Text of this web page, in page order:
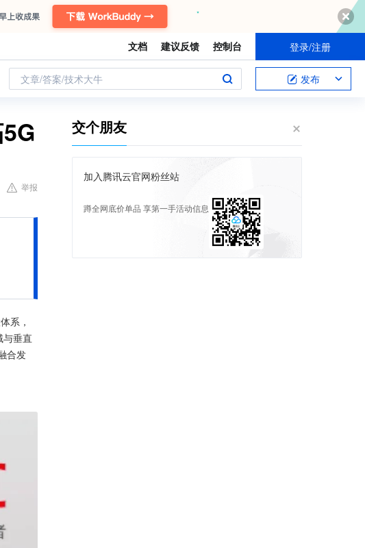
文档 建议反馈 控制台 登录/注册
文章/答案/技术大牛 发布
举报
系，
垂直
合发
交个朋友
加入腾讯云官网粉丝站
蹲全网底价单品 享第一手活动信息